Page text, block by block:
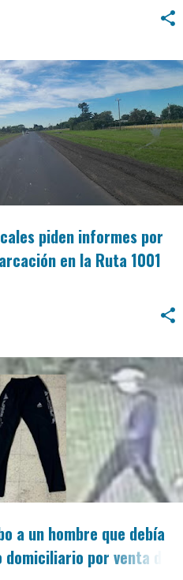
piden informes por
en la Ruta 1001
a un hombre que debía
por venta de